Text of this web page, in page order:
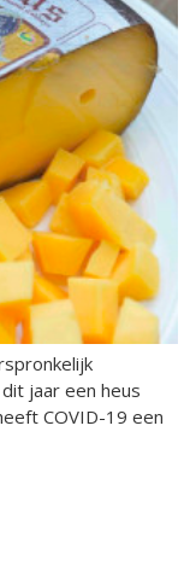
jaar een heus
COVID-19 een